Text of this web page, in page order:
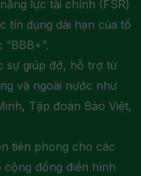
lực tài chính (FSR)
tín dụng dài hạn của tổ
sự giúp đỡ, hỗ trợ từ
và ngoài nước như
Tập đoàn Bảo Việt,
tiên phong cho các
đồng điển hình